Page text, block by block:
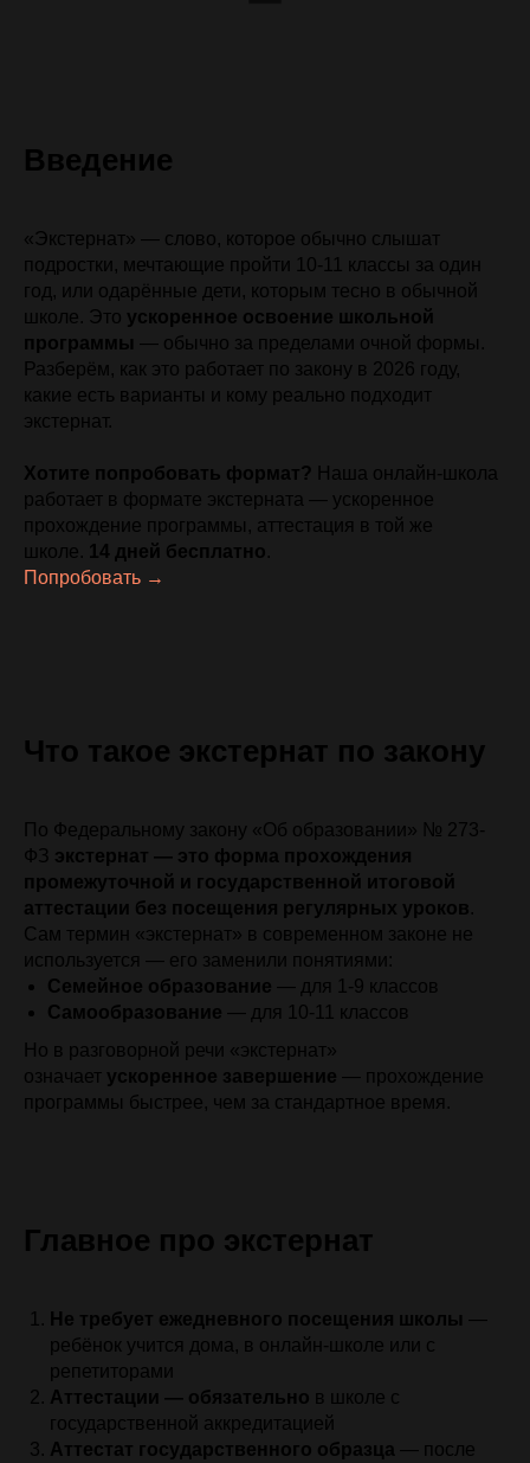
Введение
«Экстернат» — слово, которое обычно слышат
подростки, мечтающие пройти 10-11 классы за один
год, или одарённые дети, которым тесно в обычной
школе. Это ускоренное освоение школьной
программы — обычно за пределами очной формы.
Разберём, как это работает по закону в 2026 году,
какие есть варианты и кому реально подходит
экстернат.
Хотите попробовать формат? Наша онлайн-школа
работает в формате экстерната — ускоренное
прохождение программы, аттестация в той же
школе.
14 дней бесплатно.
Попробовать →
Что такое экстернат по закону
По Федеральному закону «Об образовании» № 273-
ФЗ экстернат — это форма прохождения
промежуточной и государственной итоговой
аттестации без посещения регулярных уроков.
Сам термин «экстернат» в современном законе не
используется — его заменили понятиями:
Семейное образование — для 1-9 классов
Самообразование — для 10-11 классов
Но в разговорной речи «экстернат»
означает ускоренное завершение — прохождение
программы быстрее, чем за стандартное время.
Главное про экстернат
Не требует ежедневного посещения школы —
ребёнок учится дома, в онлайн-школе или с
репетиторами
Аттестации — обязательно в школе с
государственной аккредитацией
Аттестат государственного образца — после